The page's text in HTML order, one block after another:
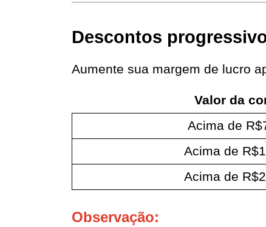
Descontos
Aumente sua margem de lucro
Valor da
Acima de
Acima de
Acima de
Observação: